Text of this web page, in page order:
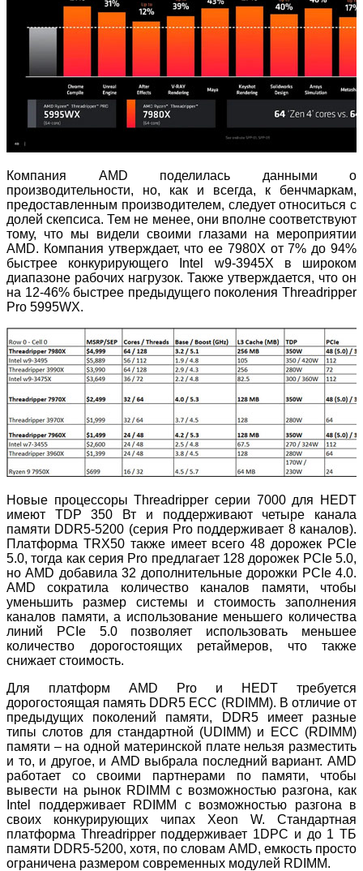
Компания AMD поделилась данными о
производительности, но, как и всегда, к бенчмаркам,
предоставленным производителем, следует относиться с
долей скепсиса. Тем не менее, они вполне соответствуют
тому, что мы видели своими глазами на мероприятии
AMD. Компания утверждает, что ее 7980X от 7% до 94%
быстрее конкурирующего Intel w9-3945X в широком
диапазоне рабочих нагрузок. Также утверждается, что он
на 12-46% быстрее предыдущего поколения Threadripper
Pro 5995WX.
Новые процессоры Threadripper серии 7000 для HEDT
имеют TDP 350 Вт и поддерживают четыре канала
памяти DDR5-5200 (серия Pro поддерживает 8 каналов).
Платформа TRX50 также имеет всего 48 дорожек PCIe
5.0, тогда как серия Pro предлагает 128 дорожек PCIe 5.0,
но AMD добавила 32 дополнительные дорожки PCIe 4.0.
AMD сократила количество каналов памяти, чтобы
уменьшить размер системы и стоимость заполнения
каналов памяти, а использование меньшего количества
линий PCIe 5.0 позволяет использовать меньшее
количество дорогостоящих ретаймеров, что также
снижает стоимость.
Для платформ AMD Pro и HEDT требуется
дорогостоящая память DDR5 ECC (RDIMM). В отличие от
предыдущих поколений памяти, DDR5 имеет разные
типы слотов для стандартной (UDIMM) и ECC (RDIMM)
памяти – на одной материнской плате нельзя разместить
и то, и другое, и AMD выбрала последний вариант. AMD
работает со своими партнерами по памяти, чтобы
вывести на рынок RDIMM с возможностью разгона, как
Intel поддерживает RDIMM с возможностью разгона в
своих конкурирующих чипах Xeon W. Стандартная
платформа Threadripper поддерживает 1DPC и до 1 ТБ
памяти DDR5-5200, хотя, по словам AMD, емкость просто
ограничена размером современных модулей RDIMM.